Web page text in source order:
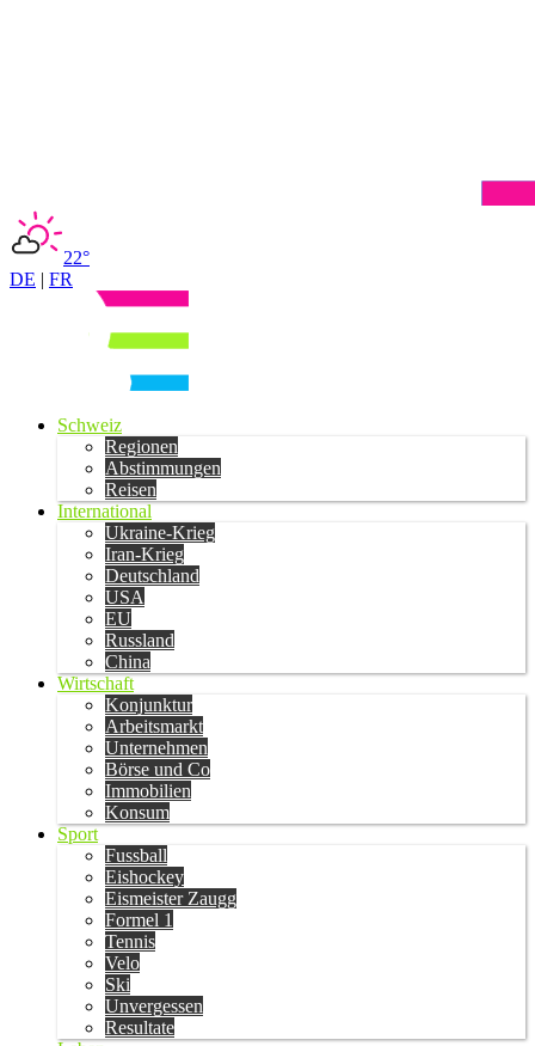
22°
DE | FR
Schweiz
Regionen
Abstimmungen
Reisen
International
Ukraine-Krieg
Iran-Krieg
Deutschland
USA
EU
Russland
China
Wirtschaft
Konjunktur
Arbeitsmarkt
Unternehmen
Börse und Co
Immobilien
Konsum
Sport
Fussball
Eishockey
Eismeister Zaugg
Formel 1
Tennis
Velo
Ski
Unvergessen
Resultate